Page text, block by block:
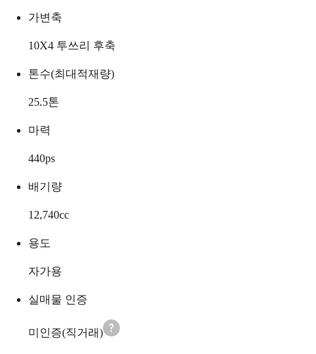
가변축
10X4 투쓰리 후축
톤수(최대적재량)
25.5톤
마력
440ps
배기량
12,740cc
용도
자가용
실매물 인증
미인증(직거래)